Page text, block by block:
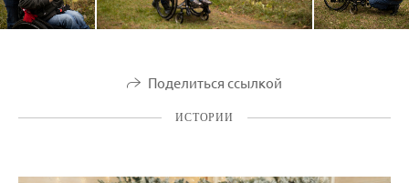
Поделиться ссылкой
ИСТОРИИ